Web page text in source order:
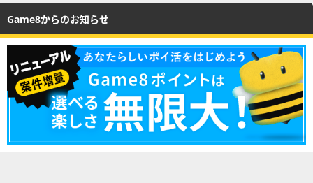
Game8からのお知らせ